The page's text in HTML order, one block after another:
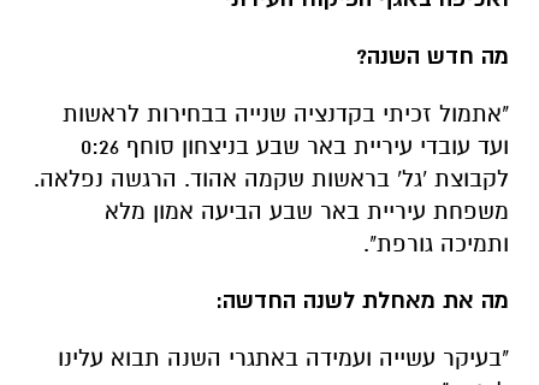
מה חדש השנה?
"אתמול זכיתי בקדנציה שנייה בבחירות לראשות
ועד עובדי עיריית באר שבע בניצחון סוחף 0:26
לקבוצת 'גל' בראשות שקמה אהוד. הרגשה נפלאה.
משפחת עיריית באר שבע הביעה אמון מלא
ותמיכה גורפת".
מה את מאחלת לשנה החדשה:
"בעיקר עשייה ועמידה באתגרי השנה תבוא עלינו